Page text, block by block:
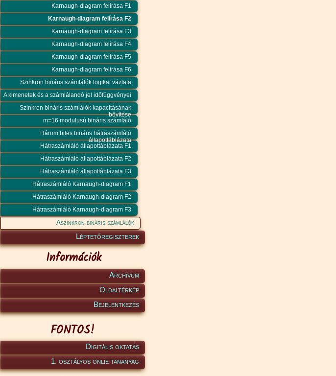
Karnaugh-diagram felírása F1
Karnaugh-diagram felírása F2
Karnaugh-diagram felírása F3
Karnaugh-diagram felírása F4
Karnaugh-diagram felírása F5
Karnaugh-diagram felírása F6
Szinkron bináris számlálók logikai vázlata
A kimenetek és a számlálandó jel időfüggvényei
Szinkron bináris számlálók kapacitásának
bővítése
m=16 modulusú bináris számláló
Három bites bináris hátraszámláló
állapottáblázata
Hátraszámláló állapottáblázata F1
Hátraszámláló állapottáblázata F2
Hátraszámláló állapottáblázata F3
Hátraszámláló Karnaugh-diagram F1
Hátraszámláló Karnaugh-diagram F2
Hátraszámláló Karnaugh-diagram F3
Aszinkron bináris számlálók
Léptetőregiszterek
Információk
Archívum
Oldaltérkép
Bejelentkezés
FONTOS!
Digitális oktatás
1. osztályos onlie tananyag